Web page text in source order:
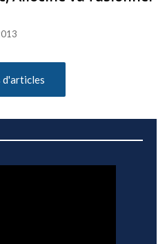
d'articles